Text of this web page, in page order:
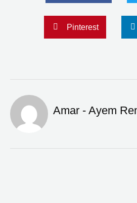
Pinterest
Amar - Ayem